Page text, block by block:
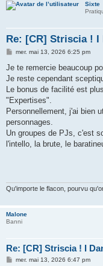
Sixte
Re: [CR] Striscia ! I
M
s
a
g
mer. mai 13, 2026 6:25 pm
Je te remercie beaucoup
Je reste cependant
Le bonus de facilité est
"Expertises".
Personnellement, j'ai bien
personnages.
Un groupes de PJs, c'est
l'intello, la brute, le
Qu'importe le flacon, pourvu
Malone
Banni
Re: [CR] Striscia ! I
Mmer. mai 13, 2026 6:47 pm